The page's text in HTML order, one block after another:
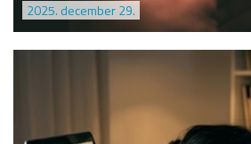
2025. december 29.